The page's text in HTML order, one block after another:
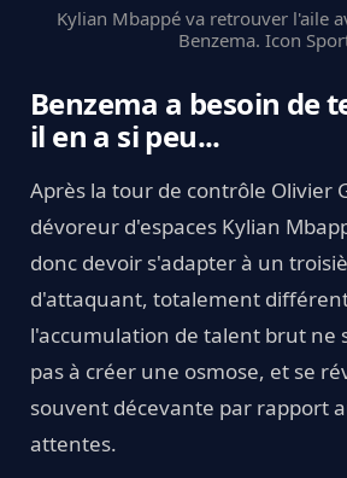
Kylian Mbappé va retrouver l'aile
Benzema. Icon
Benzema a besoin de
il en a si peu...
Après la tour de contrôle Olivier
dévoreur d'espaces Kylian
donc devoir s'adapter à un
d'attaquant, totalement
l'accumulation de talent brut ne
pas à créer une osmose, et se
souvent décevante par rapport
attentes.